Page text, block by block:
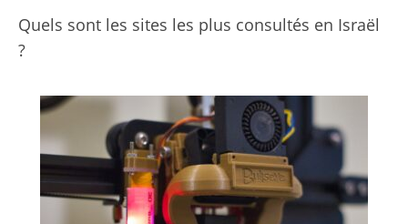
Quels sont les sites les plus consultés en Israël
?